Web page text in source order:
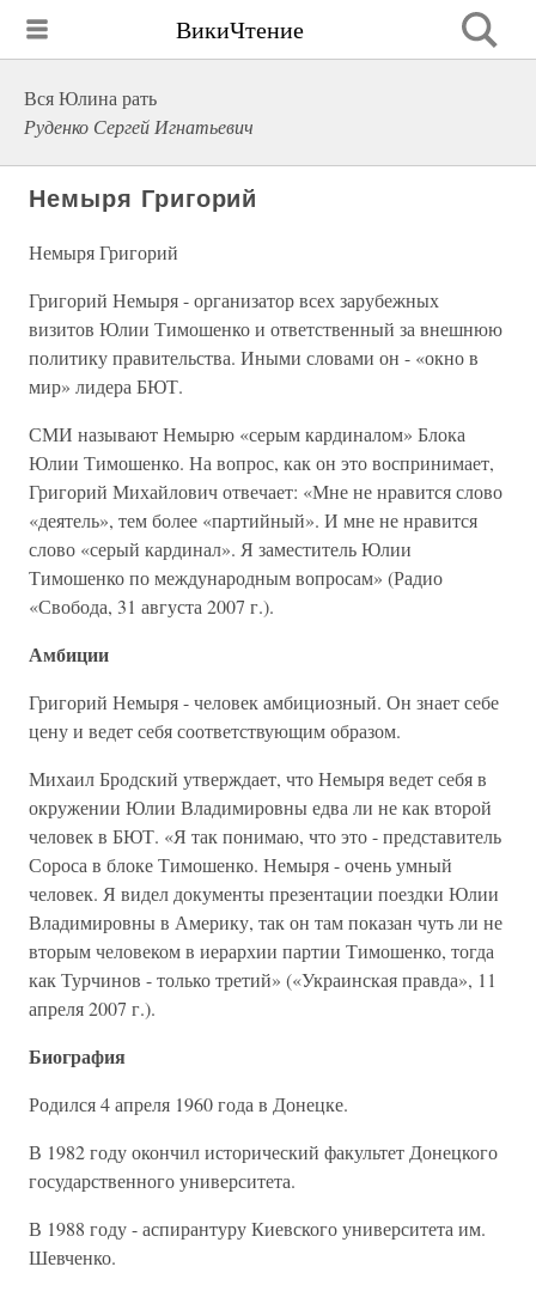
ВикиЧтение
Вся Юлина рать
Руденко Сергей Игнатьевич
Немыря Григорий
Немыря Григорий
Григорий Немыря - организатор всех зарубежных
визитов Юлии Тимошенко и ответственный за внешнюю
политику правительства. Иными словами он - «окно в
мир» лидера БЮТ.
СМИ называют Немырю «серым кардиналом» Блока
Юлии Тимошенко. На вопрос, как он это воспринимает,
Григорий Михайлович отвечает: «Мне не нравится слово
«деятель», тем более «партийный». И мне не нравится
слово «серый кардинал». Я заместитель Юлии
Тимошенко по международным вопросам» (Радио
«Свобода, 31 августа 2007 г.).
Амбиции
Григорий Немыря - человек амбициозный. Он знает себе
цену и ведет себя соответствующим образом.
Михаил Бродский утверждает, что Немыря ведет себя в
окружении Юлии Владимировны едва ли не как второй
человек в БЮТ. «Я так понимаю, что это - представитель
Сороса в блоке Тимошенко. Немыря - очень умный
человек. Я видел документы презентации поездки Юлии
Владимировны в Америку, так он там показан чуть ли не
вторым человеком в иерархии партии Тимошенко, тогда
как Турчинов - только третий» («Украинская правда», 11
апреля 2007 г.).
Биография
Родился 4 апреля 1960 года в Донецке.
В 1982 году окончил исторический факультет Донецкого
государственного университета.
В 1988 году - аспирантуру Киевского университета им.
Шевченко.